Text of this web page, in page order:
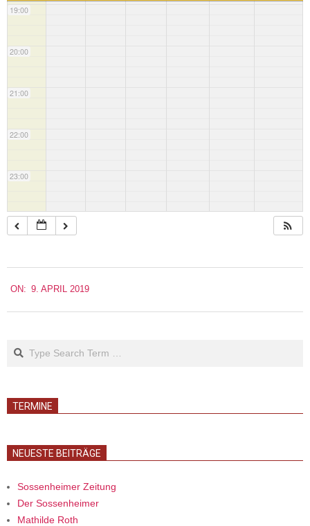
19:00
20:00
21:00
22:00
23:00
04-
09
ON: 9. APRIL 2019
TERMINE
NEUESTE BEITRÄGE
Sossenheimer Zeitung
Der Sossenheimer
Mathilde Roth